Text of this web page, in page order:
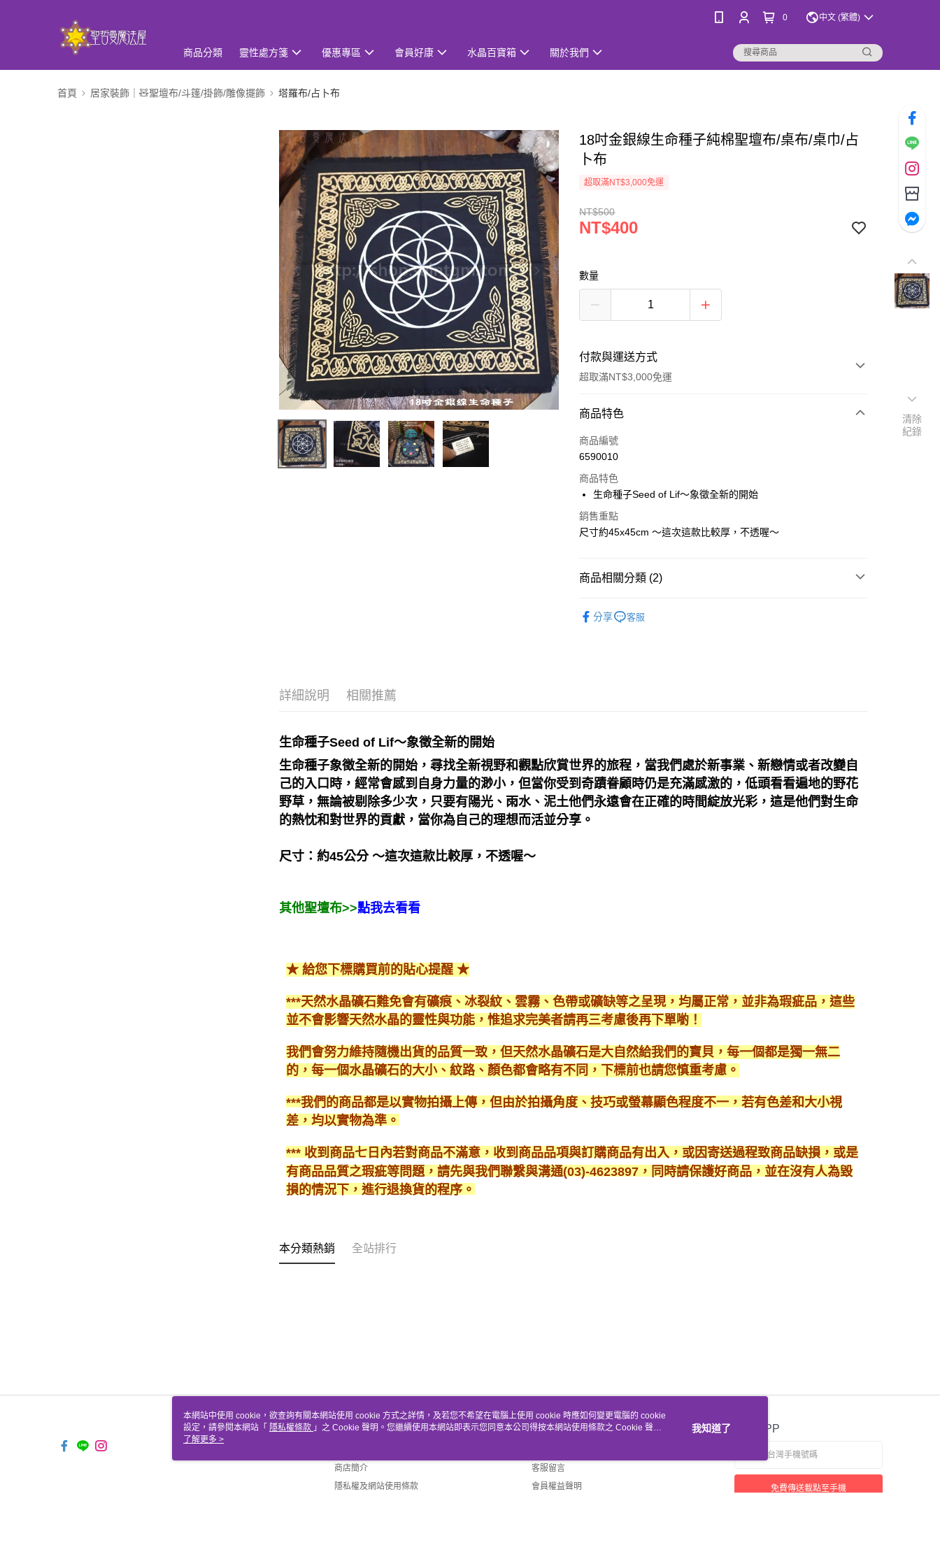
0 中文 (繁體)
商品分類 靈性處方箋 優惠專區 會員好康 水晶百寶箱 關於我們
首頁 居家裝飾｜🧸聖壇布/斗篷/掛飾/雕像擺飾 塔羅布/占卜布
18吋金銀線生命種子純棉聖壇布/桌布/桌巾/占
卜布
超取滿NT$3,000免運
NT$500
NT$400
數量
付款與運送方式
超取滿NT$3,000免運
付款方式
信用卡一次付款
LINE Pay
Apple Pay
每筆NT$80，滿NT$3,000(含以上)免運費
郵局幫你送（離島）
每筆NT$80，滿NT$3,000(含以上)免運費
商品特色
商品編號
6590010
商品特色
生命種子Seed of Lif～象徵全新的開始
銷售重點
尺寸約45x45cm ～這次這款比較厚，不透喔～
商品相關分類 (2)
分享 客服
詳細說明 相關推薦
生命種子Seed of Lif～象徵全新的開始
生命種子象徵全新的開始，尋找全新視野和觀點欣賞世界的旅程，當我們處於新事業、新戀情或者改變自
己的入口時，經常會感到自身力量的渺小，但當你受到奇蹟眷顧時仍是充滿感激的，低頭看看遍地的野花
野草，無論被剔除多少次，只要有陽光、雨水、泥土他們永遠會在正確的時間綻放光彩，這是他們對生命
的熱忱和對世界的貢獻，當你為自己的理想而活並分享。
尺寸：約45公分 ～這次這款比較厚，不透喔～
其他聖壇布>>點我去看看
★ 給您下標購買前的貼心提醒 ★
***天然水晶礦石難免會有礦痕、冰裂紋、雲霧、色帶或礦缺等之呈現，均屬正常，並非為瑕疵品，這些
並不會影響天然水晶的靈性與功能，惟追求完美者請再三考慮後再下單喲！
我們會努力維持隨機出貨的品質一致，但天然水晶礦石是大自然給我們的寶貝，每一個都是獨一無二
的，每一個水晶礦石的大小、紋路、顏色都會略有不同，下標前也請您慎重考慮。
***我們的商品都是以實物拍攝上傳，但由於拍攝角度、技巧或螢幕顯色程度不一，若有色差和大小視
差，均以實物為準。
*** 收到商品七日內若對商品不滿意，收到商品品項與訂購商品有出入，或因寄送過程致商品缺損，或是
有商品品質之瑕疵等問題，請先與我們聯繫與溝通(03)-4623897，同時請保護好商品，並在沒有人為毀
損的情況下，進行退換貨的程序。
本分類熱銷 全站排行
關於我們
商店簡介
隱私權及網站使用條款
客服資訊
客服留言
會員權益聲明
官方APP
免費傳送載點至手機
清除
紀錄
本網站中使用 cookie，欲查詢有關本網站使用 cookie 方式之詳情，及若您不希望在電腦上使用 cookie 時應如何變更電腦的 cookie
設定，請參閱本網站「 隱私權條款 」之 Cookie 聲明。您繼續使用本網站即表示您同意本公司得按本網站使用條款之 Cookie 聲明
使用 cookie。
了解更多 >
我知道了